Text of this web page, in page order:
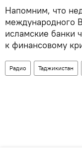
Напомним, что
международного
исламские банки
к финансовому
Радио Таджикистан